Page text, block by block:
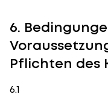
6.
Pflichten des
6.1